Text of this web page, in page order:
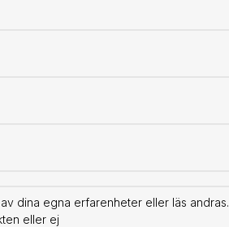
dina egna erfarenheter eller läs andras.
eller ej